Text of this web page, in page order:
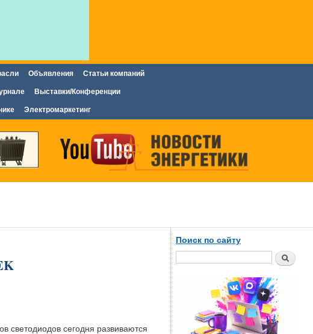
Объявления Статьи компаний
Выставки/Конференции
Электромаркетинг
светодиодов сегодня развиваются
Поиск по сайту
Поиск